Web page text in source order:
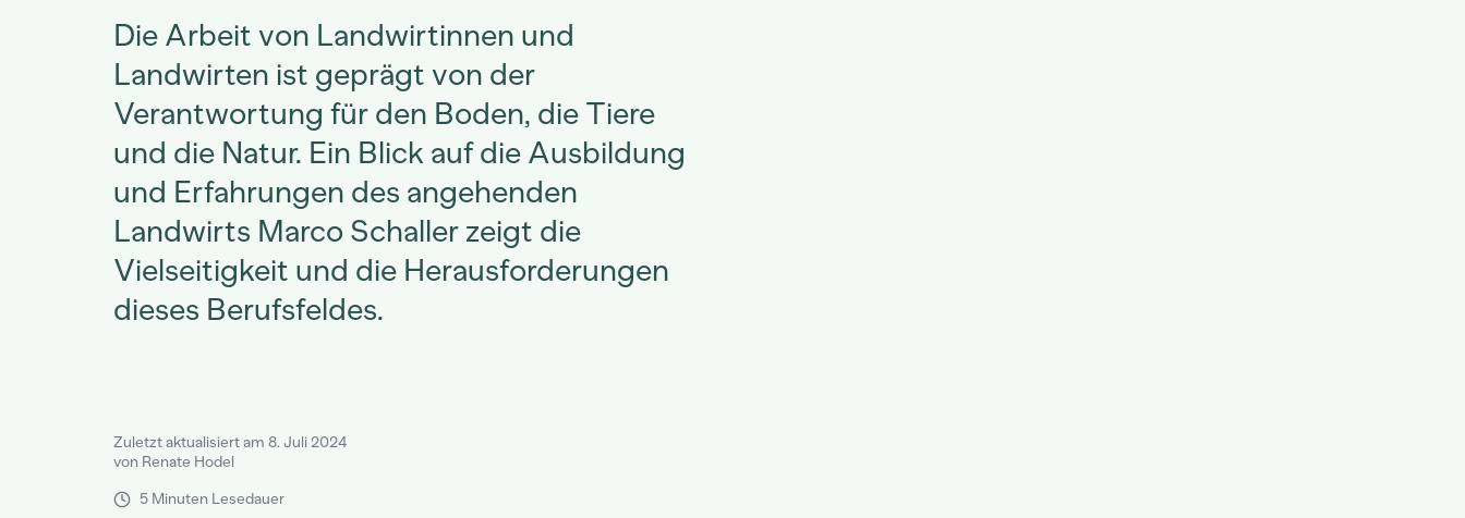
Die Arbeit von Landwirtinnen und
Landwirten ist geprägt von der
Verantwortung für den Boden, die Tiere
und die Natur. Ein Blick auf die Ausbildung
und Erfahrungen des angehenden
Landwirts Marco Schaller zeigt die
Vielseitigkeit und die Herausforderungen
dieses Berufsfeldes.
Zuletzt aktualisiert am 8. Juli 2024
von Renate Hodel
5 Minuten Lesedauer